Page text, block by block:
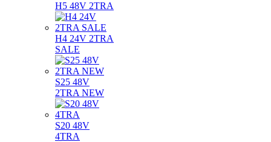
H5 48V 2TRA
H4 24V 2TRA
SALE
S25 48V
2TRA NEW
S20 48V
4TRA